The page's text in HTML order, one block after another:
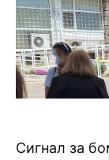
Сигнал за